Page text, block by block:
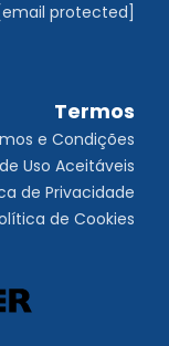
[email protected]
Termos
e Condições
Uso Aceitáveis
de Privacidade
de Cookies